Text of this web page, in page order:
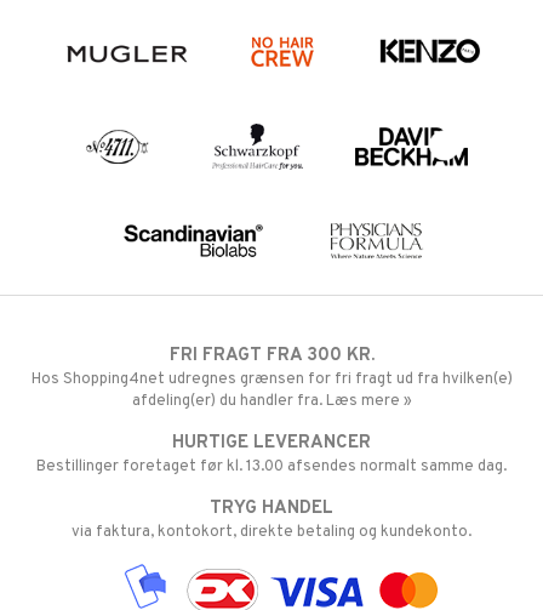
FRI FRAGT FRA 300 KR.
Hos Shopping4net udregnes grænsen for fri fragt ud fra hvilken(e)
afdeling(er) du handler fra. Læs mere »
HURTIGE LEVERANCER
Bestillinger foretaget før kl. 13.00 afsendes normalt samme dag.
TRYG HANDEL
via faktura, kontokort, direkte betaling og kundekonto.